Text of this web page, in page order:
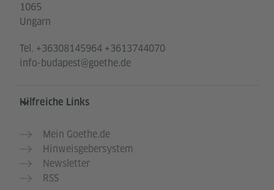
1065
Ungarn
Tel. +36308145964 +3613744070
info-budapest@goethe.de
Hilfreiche Links
Mein Goethe.de
Hinweisgebersystem
Newsletter
RSS